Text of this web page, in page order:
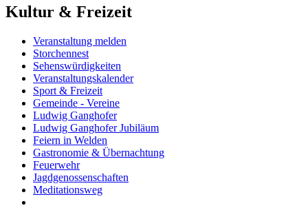
Kultur & Freizeit
Veranstaltung melden
Storchennest
Sehenswürdigkeiten
Veranstaltungskalender
Sport & Freizeit
Gemeinde - Vereine
Ludwig Ganghofer
Ludwig Ganghofer Jubiläum
Feiern in Welden
Gastronomie & Übernachtung
Feuerwehr
Jagdgenossenschaften
Meditationsweg